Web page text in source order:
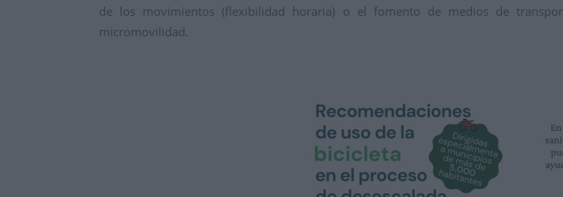
de los movimientos (flexibilidad horaria) o el fomento de medios de
micromovilidad.